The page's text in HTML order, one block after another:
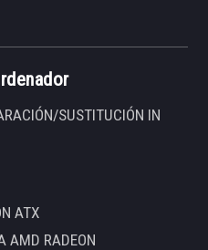
SUSTITUCIÓN IN
ATX
AMD RADEON